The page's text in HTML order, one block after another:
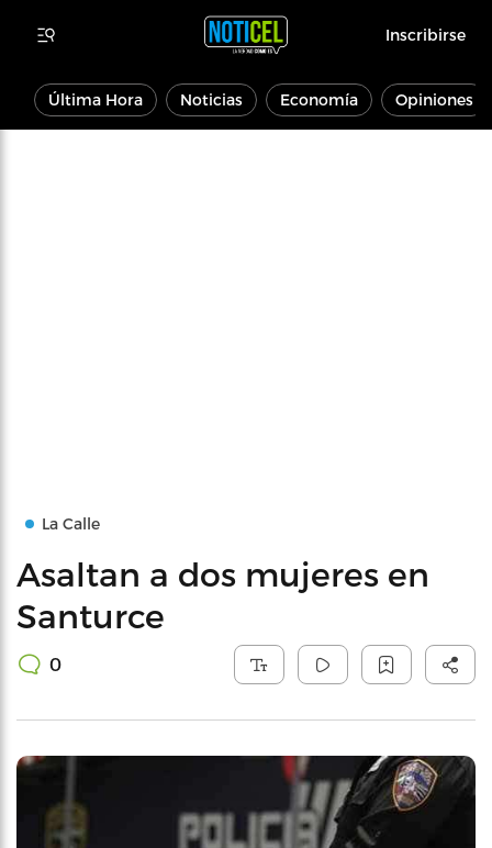
Inscribirse
Última Hora Noticias Economía Opiniones
La Calle
Asaltan a dos mujeres en
Santurce
0